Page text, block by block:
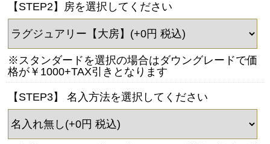
【STEP2】房を選択してください
※スタンダードを選択の場合はダウングレードで価
格が￥1000+TAX引きとなります
【STEP3】 名入方法を選択してください